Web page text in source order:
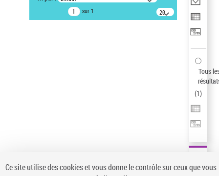
Notice élémentaire
Auteur d’œuvre
sur 1
20
résultats/page
Tous
(1)
Ce site utilise des cookies et vous donne le contrôle sur ceux que vous